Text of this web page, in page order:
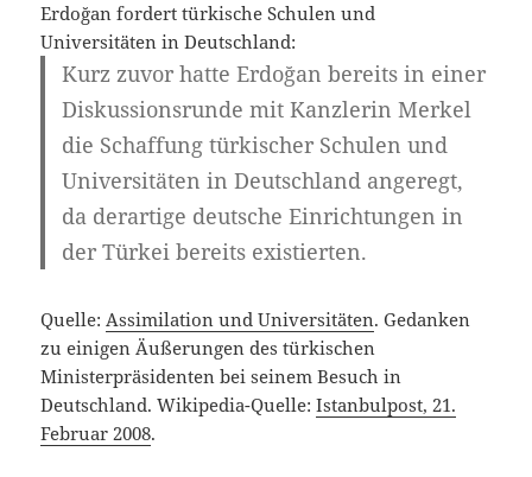
Erdoğan fordert türkische Schulen und
Universitäten in Deutschland:
Kurz zuvor hatte Erdoğan bereits in einer
Diskussionsrunde mit Kanzlerin Merkel
die Schaffung türkischer Schulen und
Universitäten in Deutschland angeregt,
da derartige deutsche Einrichtungen in
der Türkei bereits existierten.
Quelle:Assimilation und Universitäten. Gedanken
zu einigen Äußerungen des türkischen
Ministerpräsidenten bei seinem Besuch in
Deutschland. Wikipedia-Quelle:Istanbulpost, 21.
Februar 2008.